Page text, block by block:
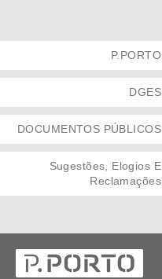
P.PORTO
DGES
DOCUMENTOS PÚBLICOS
Sugestões, Elogios E
Reclamações